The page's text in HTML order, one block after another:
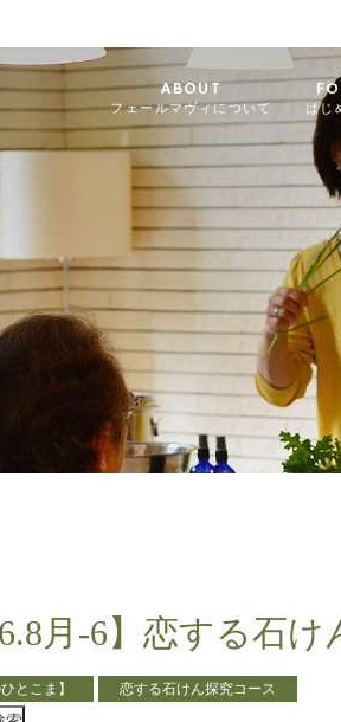
ABOUT
フェールマヴィについて はじ
月-6】恋する石
とこま】 恋する石けん探究コース